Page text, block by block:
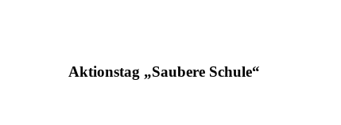
Aktionstag „Saubere Schule“